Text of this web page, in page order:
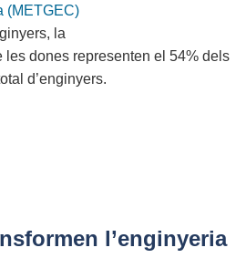
(METGEC)
la
dones representen el 54% dels
d’enginyers.
l’enginyeria